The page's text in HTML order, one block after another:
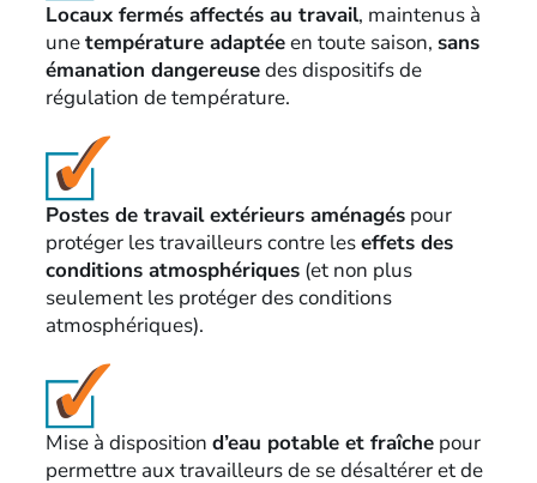
Locaux fermés affectés au travail, maintenus à
unetempérature adaptéeen toute saison, sans
émanation dangereusedes dispositifs de
régulation de température.
Postes de travail extérieurs aménagéspour
protéger les travailleurs contre leseffets des
conditions atmosphériques(et non plus
seulement les protéger des conditions
atmosphériques).
Mise à disposition d’eau potable et fraîchepour
permettre aux travailleurs de se désaltérer et de